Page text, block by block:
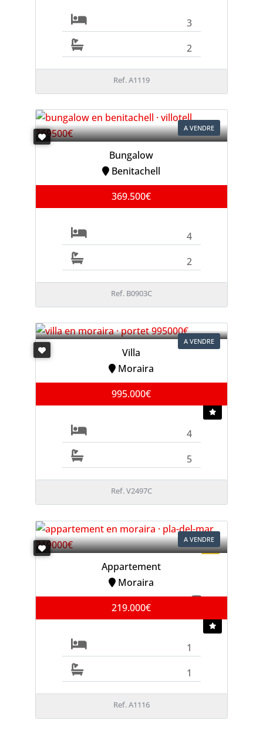
3
2
Ref. A1119
A VENDRE
Bungalow
Benitachell
369.500€
4
2
Ref. B0903C
A VENDRE
Villa
Moraira
995.000€
4
5
Ref. V2497C
A VENDRE
Appartement
Moraira
219.000€
1
1
Ref. A1116